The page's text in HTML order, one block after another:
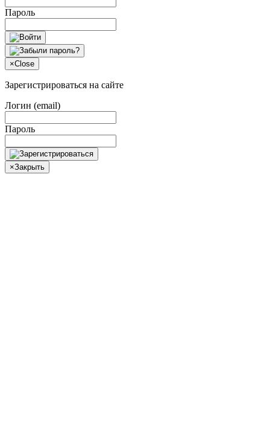
Пароль
×Close
Зарегистрироваться на сайте
Логин (email)
Пароль
×Закрыть